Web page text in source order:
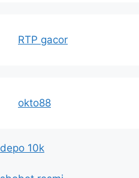
RTP gacor
okto88
depo 10k